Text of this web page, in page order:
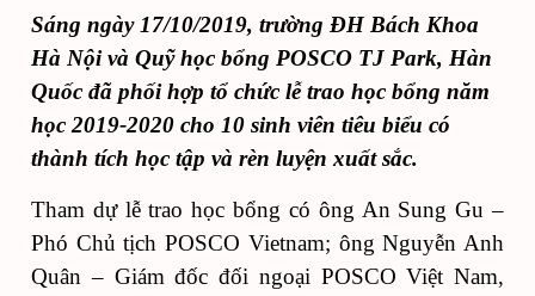
Sáng ngày 17/10/2019, trường ĐH Bách Khoa
Hà Nội và Quỹ học bổng POSCO TJ Park, Hàn
Quốc đã phối hợp tổ chức lễ trao học bổng năm
học 2019-2020 cho 10 sinh viên tiêu biểu có
thành tích học tập và rèn luyện xuất sắc.
Tham dự lễ trao học bổng có ông An Sung Gu –
Phó Chủ tịch POSCO Vietnam; ông Nguyễn Anh
Quân – Giám đốc đối ngoại POSCO Việt Nam,